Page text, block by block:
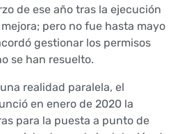
de ese año tras la ejecución
pero no fue hasta mayo
gestionar los permisos
se han resuelto.
realidad paralela, el
en enero de 2020 la
para la puesta a punto de